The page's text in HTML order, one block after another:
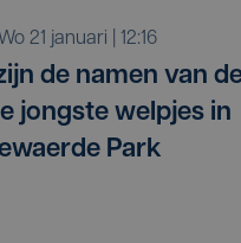
wo 21 januari | 12:16
de namen van
jongste welpjes in
Park